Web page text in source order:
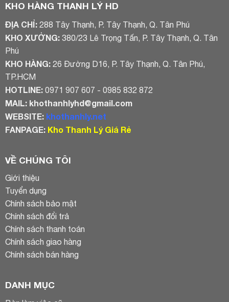
KHO HÀNG THANH LÝ HD
ĐỊA CHỈ:288 Tây Thạnh, P. Tây Thạnh, Q. Tân Phú
KHO XƯỞNG:380/23 Lê Trọng Tấn, P. Tây Thạnh, Q. Tân
Phú
KHO HÀNG:26 Đường D16, P. Tây Thạnh, Q. Tân Phú,
TP.HCM
HOTLINE:0971 907 607 - 0985 832 872
MAIL:khothanhlyhd@gmail.com
WEBSITE: khothanhly.net
FANPAGE: Kho Thanh Lý Giá Rẻ
VỀ CHÚNG TÔI
Giới thiệu
Tuyển dụng
Chính sách bảo mật
Chính sách đổi trả
Chính sách thanh toán
Chính sách giao hàng
Chính sách bán hàng
DANH MỤC